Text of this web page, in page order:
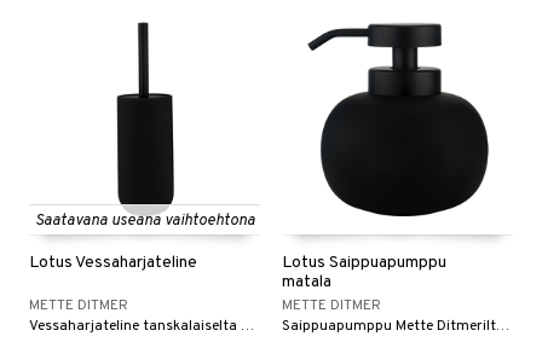
Saatavana useana vaihtoehtona
Lotus Vessaharjateline
METTE DITMER
Vessaharjateline tanskalaiselta Mette Ditmerilta.
Lotus Saippuapumppu
matala
METTE DITMER
Saippuapumppu Mette Ditmerilta tyylikkäällä muotoilulla.